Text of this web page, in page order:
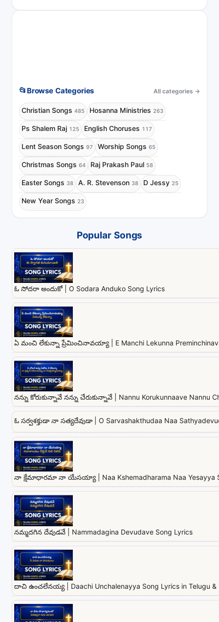
📂 Browse Categories All categories →
Christian Songs 485 Hosanna Ministries 263
Ps Shalem Raj 125 English Choruses 117
Lent Season Songs 97 Worship Songs 65
Christmas Songs 64 Raj Prakash Paul 58
Easter Songs 38 A. R. Stevenson 38 D Jessy 25
New Year Songs 23
Popular Songs
ఓ సోదరా అందుకో | O Sodara Anduko Song Lyrics
ఏ మంచి లేకున్నా ప్రేమించినావయ్యా | E Manchi Lekunna
నన్ను కోరుకున్నావే నన్ను చేరుకున్నావే | Nannu Korukunnaave Nannu
ఓ సర్వశక్తుడా నా సత్యదేవుడా | O Sarvashakthudaa Naa
నా క్షేమాధారమా నా యేసయ్యా | Naa Kshemadharama Naa Yesayya
నమ్మదగిన దేవుడవే | Nammadagina Devudave Song Lyrics
దాచి ఉంచలేనయ్య | Daachi Unchalenayya Song Lyrics in Telugu &